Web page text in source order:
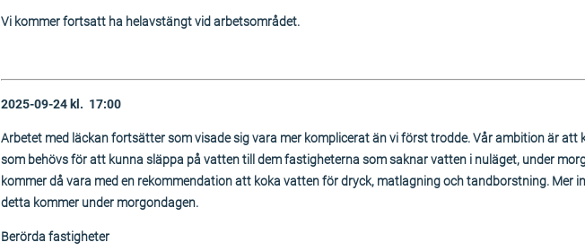
Vi kommer fortsatt ha helavstängt vid arbetsområdet.
2025-09-24 kl. 17:00
Arbetet med läckan fortsätter som visade sig vara mer komplicerat än vi först trodde. Vår ambition är att
som behövs för att kunna släppa på vatten till dem fastigheterna som saknar vatten i nuläget, under
kommer då vara med en rekommendation att koka vatten för dryck, matlagning och tandborstning. Mer
detta kommer under morgondagen.
Berörda fastigheter